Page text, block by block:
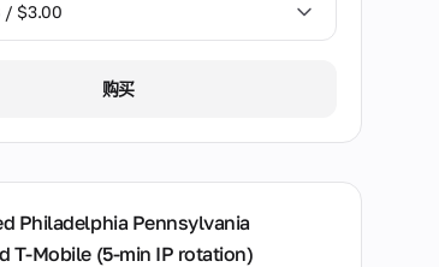
/ $3.00
/ $50.00
购买
Philadelphia Pennsylvania
T-Mobile (5‑min IP rotation)